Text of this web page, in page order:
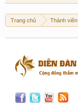
Trang chủ Thành viên